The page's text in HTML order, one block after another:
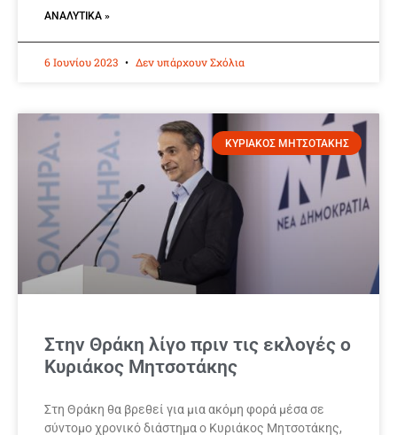
ΑΝΑΛΥΤΙΚΆ »
6 Ιουνίου 2023 Δεν υπάρχουν Σχόλια
ΚΥΡΙΑΚΟΣ ΜΗΤΣΟΤΑΚΗΣ
Στην Θράκη λίγο πριν τις εκλογές ο
Κυριάκος Μητσοτάκης
Στη Θράκη θα βρεθεί για μια ακόμη φορά μέσα σε
σύντομο χρονικό διάστημα ο Κυριάκος Μητσοτάκης,